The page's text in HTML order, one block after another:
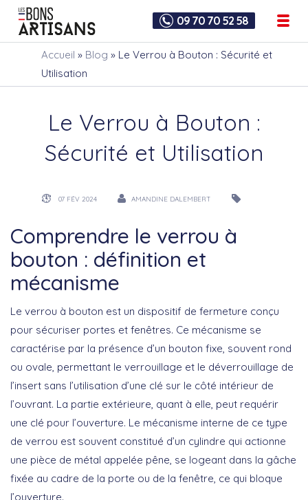
09 70 70 52 58
Accueil » Blog » Le Verrou à Bouton : Sécurité et
Utilisation
Le Verrou à Bouton :
Sécurité et Utilisation
07 FÉV 2024 AMANDINE DALEMBERT
Comprendre le verrou à
bouton : définition et
mécanisme
Le verrou à bouton est un dispositif de fermeture conçu
pour sécuriser portes et fenêtres. Ce mécanisme se
caractérise par la présence d’un bouton fixe, souvent rond
ou ovale, permettant le verrouillage et le déverrouillage de
l’insert sans l’utilisation d’une clé sur le côté intérieur de
l’ouvrant. La partie extérieure, quant à elle, peut requérir
une clé pour l’ouverture. Le mécanisme interne de ce type
de verrou est souvent constitué d’un cylindre qui actionne
une pièce de métal appelée pêne, se logeant dans la gâche
fixée au cadre de la porte ou de la fenêtre, ce qui bloque
l’ouverture.